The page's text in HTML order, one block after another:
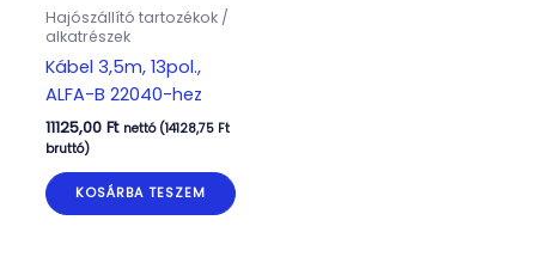
Hajószállító tartozékok /
alkatrészek
Kábel 3,5m, 13pol.,
ALFA-B 22040-hez
11125,00 Ft nettó (14128,75 Ft
bruttó)
KOSÁRBA TESZEM